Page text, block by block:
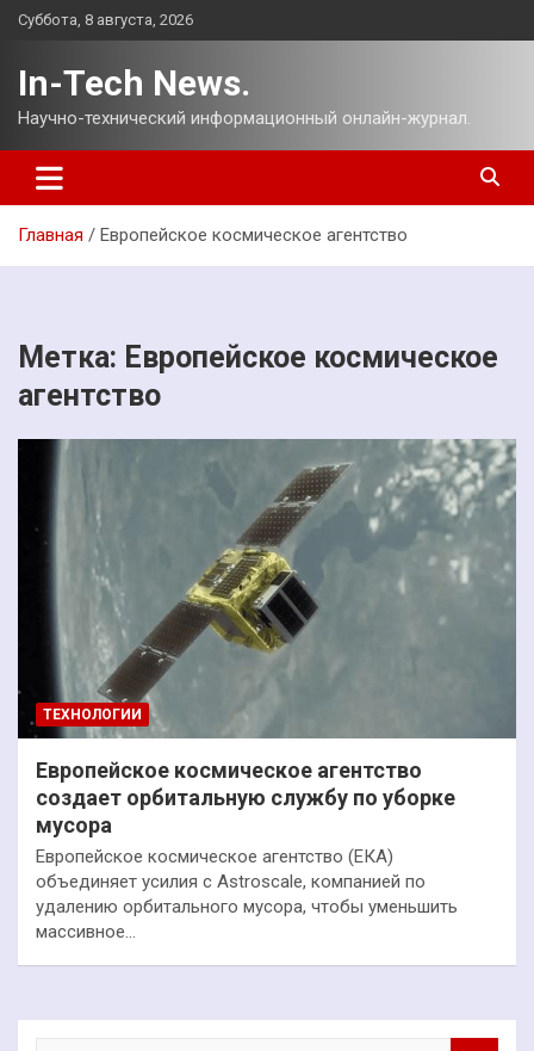
Перейти
Суббота, 8 августа, 2026
In-Tech News.
Научно-технический информационный онлайн-журнал.
Главная Европейское космическое агентство
Метка: Европейское космическое
агентство
ТЕХНОЛОГИИ
Европейское космическое агентство
создает орбитальную службу по уборке
мусора
Европейское космическое агентство (ЕКА)
объединяет усилия с Astroscale, компанией по
удалению орбитального мусора, чтобы уменьшить
массивное…